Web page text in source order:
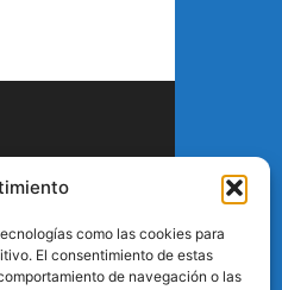
como las cookies para
El consentimiento de estas
de navegación o las